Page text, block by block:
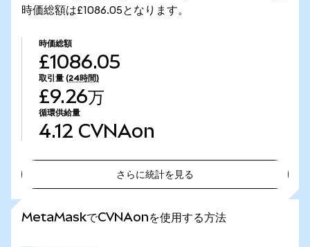
時価総額は£1086.05となります。
時価総額
£1086.05
取引量 (24時間)
£9.26万
循環供給量
4.12 CVNAon
さらに統計を見る
MetaMaskでCVNAonを使用する方法